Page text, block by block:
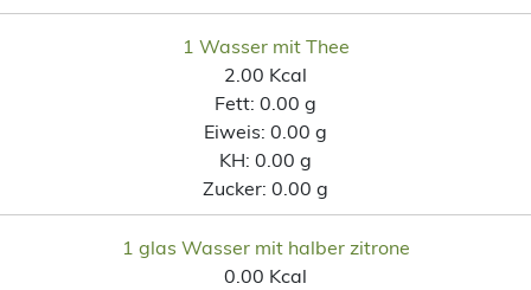
1 Wasser mit Thee
2.00 Kcal
Fett: 0.00 g
Eiweis: 0.00 g
KH: 0.00 g
Zucker: 0.00 g
1 glas Wasser mit halber zitrone
0.00 Kcal